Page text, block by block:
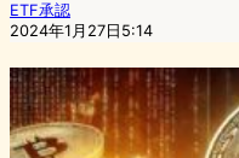
ETF承認
2024年1月27日5:14